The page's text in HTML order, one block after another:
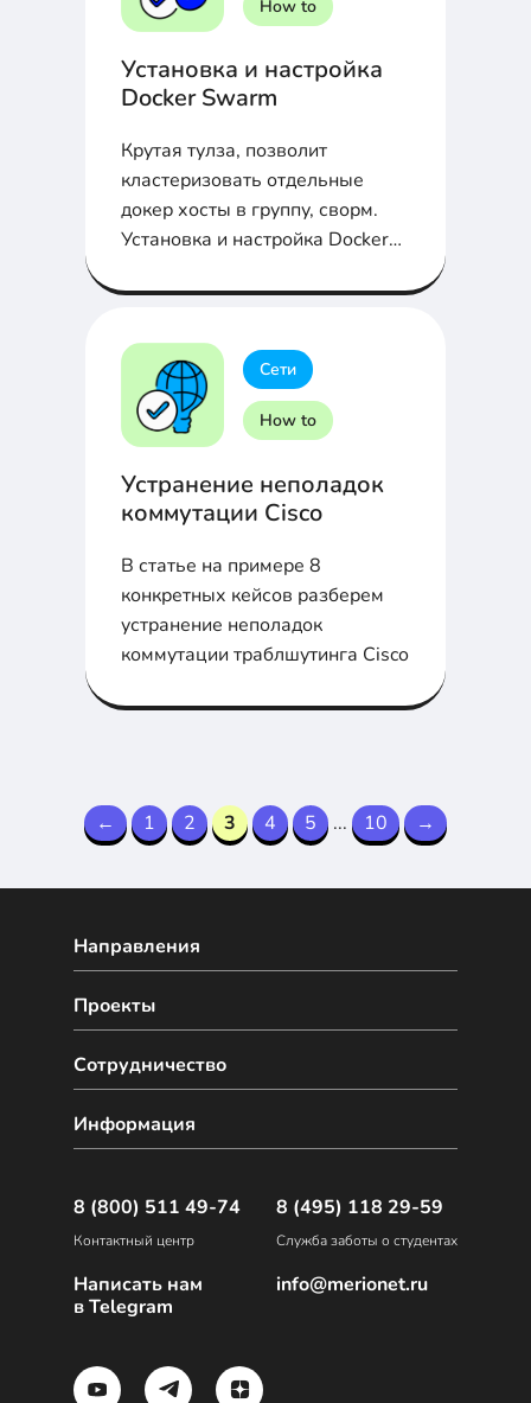
How to
Установка и настройка
Docker Swarm
Крутая тулза, позволит
кластеризовать отдельные
докер хосты в группу, сворм.
Установка и настройка Docker
Сети
How to
Устранение неполадок
коммутации Cisco
В статье на примере 8
конкретных кейсов разберем
устранение неполадок
коммутации траблшутинга Cisco
← 1 2 3 4 5 ... 10 →
Направления
Сотрудничество
Проекты
Информация
8 (800) 511 49-74
Контактный центр
Написать нам
в Telegram
8 (495) 118 29-59
Служба заботы о студентах
info@merionet.ru